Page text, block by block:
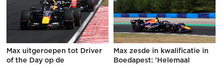
Max uitgeroepen tot Driver
of the Day op de
Max zesde in kwalificatie in
Boedapest: 'Helemaal